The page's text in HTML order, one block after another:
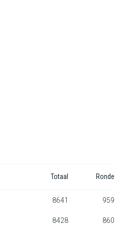
Totaal Ronde
8641 959
8428 860